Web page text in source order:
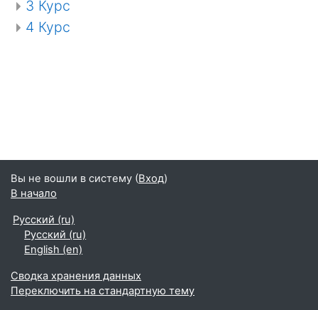
3 Курс
4 Курс
Вы не вошли в систему (Вход)
В начало
Русский ‎(ru)‎
Русский ‎(ru)‎
English ‎(en)‎
Сводка хранения данных
Переключить на стандартную тему